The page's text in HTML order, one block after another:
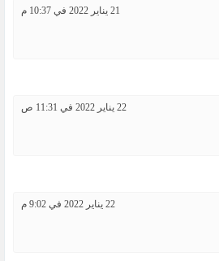
21 يناير 2022 في 10:37 م
22 يناير 2022 في 11:31 ص
22 يناير 2022 في 9:02 م